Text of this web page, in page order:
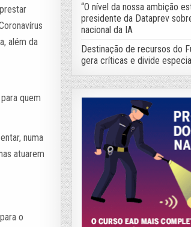
além da
quem
numa
atuarem
o
“O nível da nossa ambição
presidente da Dataprev
nacional da IA
Destinação de recursos do
gera críticas e divide